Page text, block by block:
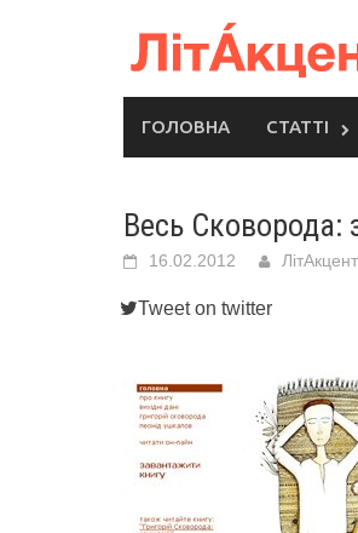
ГОЛОВНА СТАТТІ
Весь Сковорода:
16.02.2012 ЛітАкцент
Tweet on twitter